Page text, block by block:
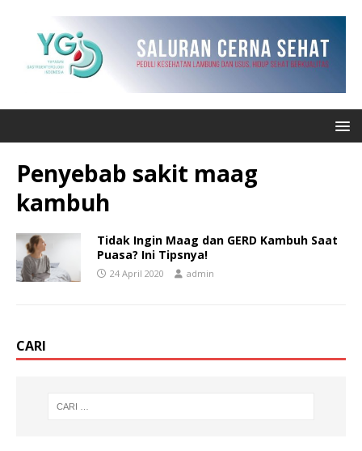
Penyebab sakit maag
kambuh
Tidak Ingin Maag dan GERD Kambuh Saat
Puasa? Ini Tipsnya!
24 April 2020 admin
CARI